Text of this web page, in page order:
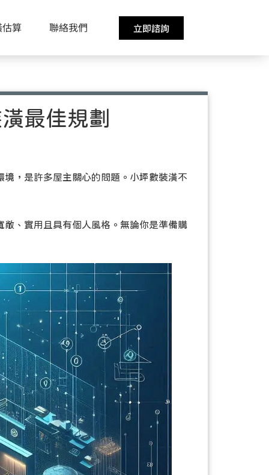
算 聯絡我們 立即諮詢
最佳規劃
，是許多屋主關心的問題。小坪數裝潢不
敞、實用且具有個人風格。無論你是準備購